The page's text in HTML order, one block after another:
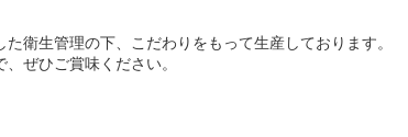
衛生管理の下、こだわりをもって生産しております。
ぜひご賞味ください。